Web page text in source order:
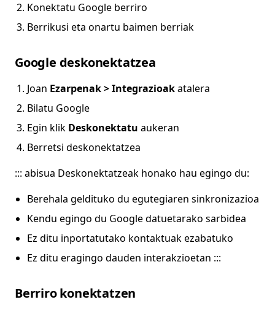
Konektatu Google berriro
Berrikusi eta onartu baimen berriak
Google deskonektatzea
Joan Ezarpenak > Integrazioakatalera
Bilatu Google
Egin klik Deskonektatu aukeran
Berretsi deskonektatzea
::: abisua Deskonektatzeak honako hau egingo du:
Berehala geldituko du egutegiaren sinkronizazioa
Kendu egingo du Google datuetarako sarbidea
Ez ditu inportatutako kontaktuak ezabatuko
Ez ditu eragingo dauden interakzioetan :::
Berriro konektatzen